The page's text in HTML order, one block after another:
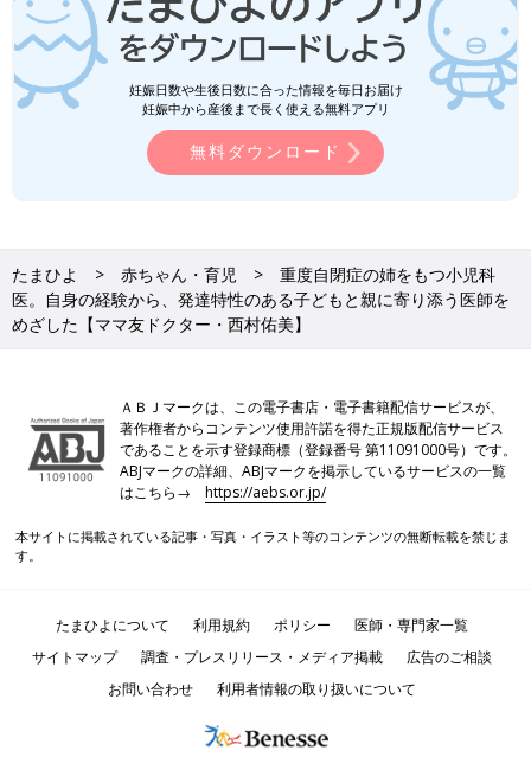
妊娠日数や生後日数に合った情報を毎日お届け
妊娠中から産後まで長く使える無料アプリ
無料ダウンロード
たまひよ 赤ちゃん・育児
重度自閉症の姉をもつ小児科
医。自身の経験から、発達特性のある子どもと親に寄り添う医師を
めざした【ママ友ドクター・西村佑美】
ＡＢＪマークは、この電子書店・電子書籍配信サービスが、
著作権者からコンテンツ使用許諾を得た正規版配信サービス
であることを示す登録商標（登録番号 第11091000号）です。
ABJマークの詳細、ABJマークを掲示しているサービスの一覧
はこちら→https://aebs.or.jp/
本サイトに掲載されている記事・写真・イラスト等のコンテンツの無断転載を禁じま
す。
たまひよについて 利用規約 ポリシー
医師・専門家一覧
サイトマップ
調査・プレスリリース・メディア掲載
広告のご相談
お問い合わせ
利用者情報の取り扱いについて